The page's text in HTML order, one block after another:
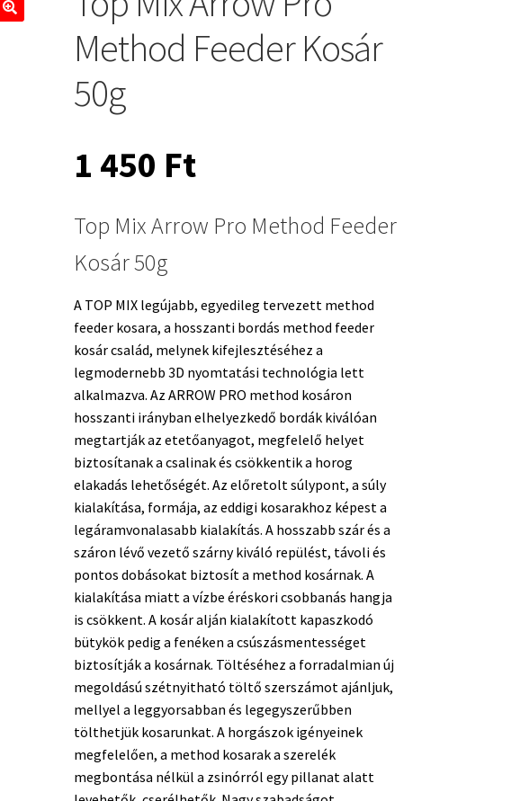
Method Feeder Kosár
50g
1 450 Ft
Top Mix Arrow Pro Method Feeder
Kosár 50g
A TOP MIX legújabb, egyedileg tervezett method
feeder kosara, a hosszanti bordás method feeder
kosár család, melynek kifejlesztéséhez a
legmodernebb 3D nyomtatási technológia lett
alkalmazva. Az ARROW PRO method kosáron
hosszanti irányban elhelyezkedő bordák kiválóan
megtartják az etetőanyagot, megfelelő helyet
biztosítanak a csalinak és csökkentik a horog
elakadás lehetőségét. Az előretolt súlypont, a súly
kialakítása, formája, az eddigi kosarakhoz képest a
legáramvonalasabb kialakítás. A hosszabb szár és a
száron lévő vezető szárny kiváló repülést, távoli és
pontos dobásokat biztosít a method kosárnak. A
kialakítása miatt a vízbe éréskori csobbanás hangja
is csökkent. A kosár alján kialakított kapaszkodó
bütykök pedig a fenéken a csúszásmentességet
biztosítják a kosárnak. Töltéséhez a forradalmian új
megoldású szétnyitható töltő szerszámot ajánljuk,
mellyel a leggyorsabban és legegyszerűbben
tölthetjük kosarunkat. A horgászok igényeinek
megfelelően, a method kosarak a szerelék
megbontása nélkül a zsinórról egy pillanat alatt